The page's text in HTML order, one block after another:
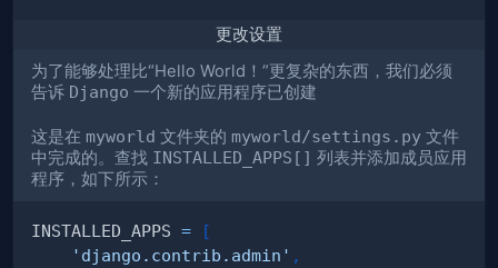
更改设置
为了能够处理比“Hello World！”更复杂的东西，我们必须
告诉 Django 一个新的应用程序已创建
这是在 myworld 文件夹的 myworld/settings.py 文件
中完成的。查找 INSTALLED_APPS[] 列表并添加成员应用
程序，如下所示：
INSTALLED_APPS =
[
'django.contrib.admin' ,